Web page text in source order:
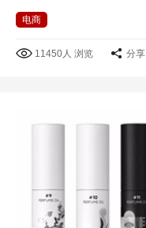
电商
11450人 浏览 分享